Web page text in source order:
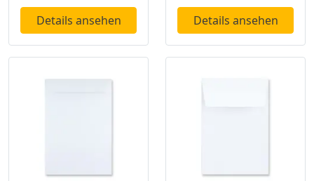
Details ansehen Details ansehen